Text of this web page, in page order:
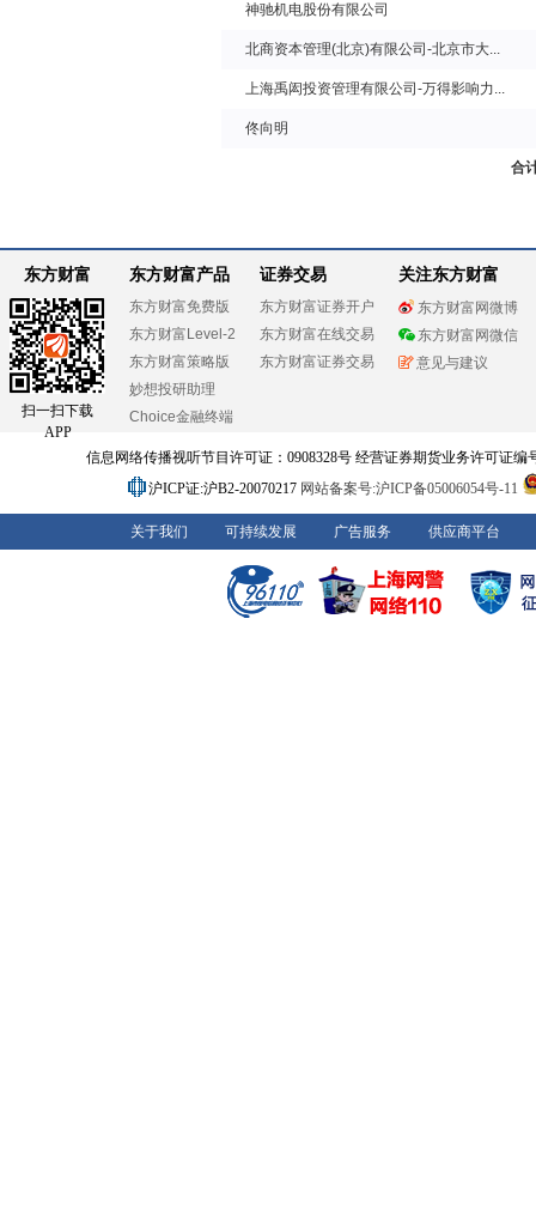
神驰机电股份有限公司
北商资本管理(北京)有限公司-北京市大...
上海禹闳投资管理有限公司-万得影响力...
佟向明
合
东方财富
扫一扫下载
APP
东方财富产品
东方财富免费版
东方财富Level-2
东方财富策略版
妙想投研助理
Choice金融终端
证券交易
东方财富证券开户
东方财富在线交易
东方财富证券交易
关注东方财富
东方财富网微博
东方财富网微信
意见与建议
信息网络传播视听节目许可证：0908328号 经营证券期货业务许可证编
沪ICP证:沪B2-20070217 网站备案号:沪ICP备05006054号-11
关于我们 可持续发展 广告服务 供应商平台